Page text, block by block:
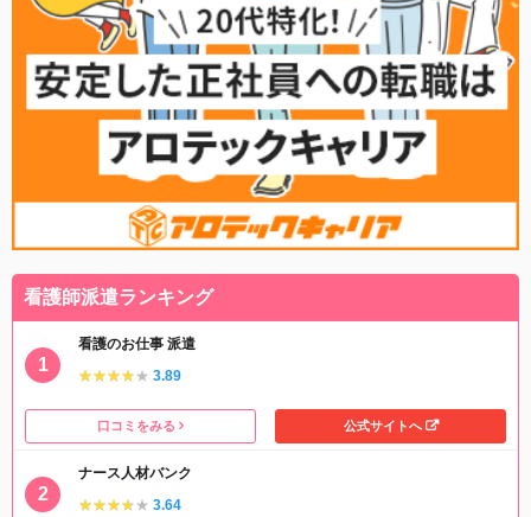
看護師派遣ランキング
看護のお仕事 派遣
★★★★★
★★★★★ 3.89
口コミをみる 公式サイトへ
ナース人材バンク
★★★★★
★★★★★ 3.64